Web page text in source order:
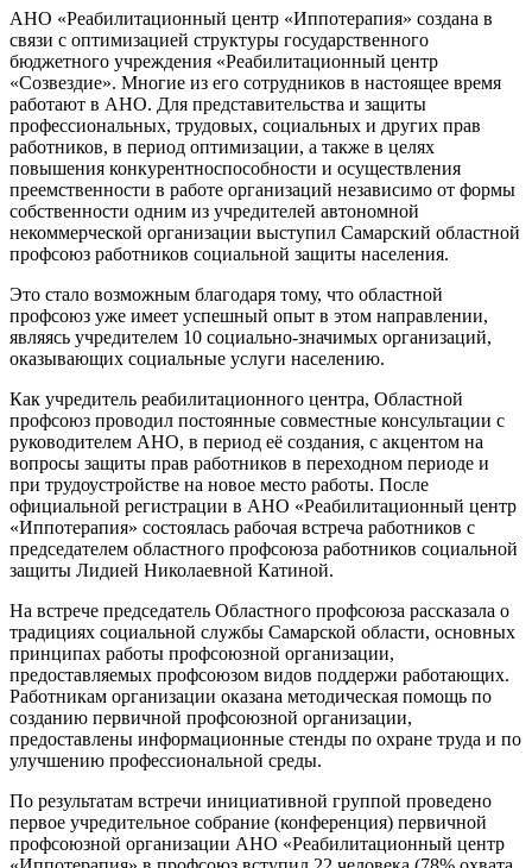
АНО «Реабилитационный центр «Иппотерапия» создана в
связи с оптимизацией структуры государственного
бюджетного учреждения «Реабилитационный центр
«Созвездие». Многие из его сотрудников в настоящее время
работают в АНО. Для представительства и защиты
профессиональных, трудовых, социальных и других прав
работников, в период оптимизации, а также в целях
повышения конкурентноспособности и осуществления
преемственности в работе организаций независимо от формы
собственности одним из учредителей автономной
некоммерческой организации выступил Самарский областной
профсоюз работников социальной защиты населения.
Это стало возможным благодаря тому, что областной
профсоюз уже имеет успешный опыт в этом направлении,
являясь учредителем 10 социально-значимых организаций,
оказывающих социальные услуги населению.
Как учредитель реабилитационного центра, Областной
профсоюз проводил постоянные совместные консультации с
руководителем АНО, в период её создания, с акцентом на
вопросы защиты прав работников в переходном периоде и
при трудоустройстве на новое место работы. После
официальной регистрации в АНО «Реабилитационный центр
«Иппотерапия» состоялась рабочая встреча работников с
председателем областного профсоюза работников социальной
защиты Лидией Николаевной Катиной.
На встрече председатель Областного профсоюза рассказала о
традициях социальной службы Самарской области, основных
принципах работы профсоюзной организации,
предоставляемых профсоюзом видов поддержи работающих.
Работникам организации оказана методическая помощь по
созданию первичной профсоюзной организации,
предоставлены информационные стенды по охране труда и по
улучшению профессиональной среды.
По результатам встречи инициативной группой проведено
первое учредительное собрание (конференция) первичной
профсоюзной организации АНО «Реабилитационный центр